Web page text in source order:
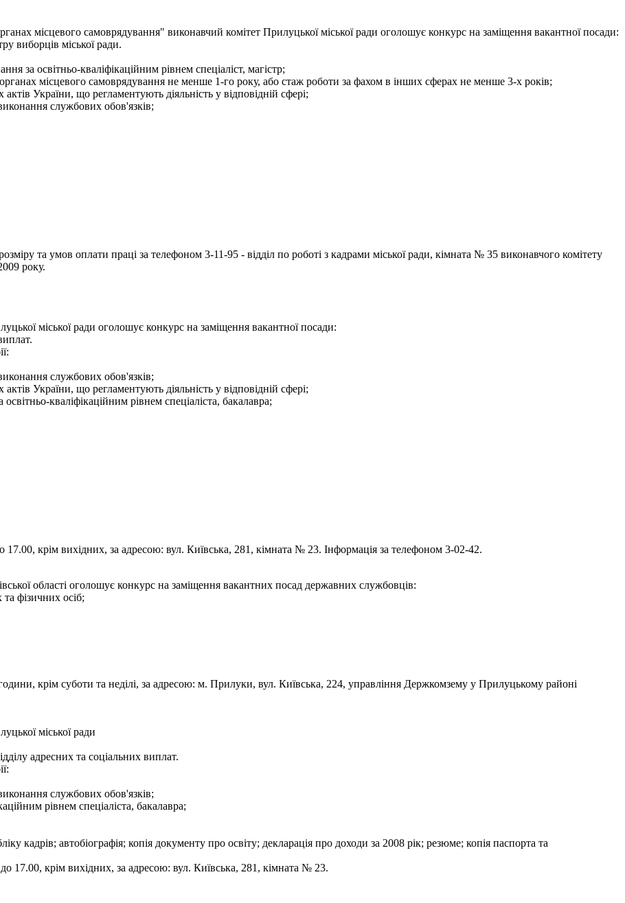
місцевого самоврядування" виконавчий комітет Прилуцької міської ради оголошує конкурс на заміщення вакантної посади:
виборців міської ради.
за освітньо-кваліфікаційним рівнем спеціаліст, магістр;
місцевого самоврядування не менше 1-го року, або стаж роботи за фахом в інших сферах не менше 3-х років;
України, що регламентують діяльність у відповідній сфері;
службових обов'язків;
та умов оплати праці за телефоном 3-11-95 - відділ по роботі з кадрами міської ради, кімната № 35 виконавчого комітету
року.
міської ради оголошує конкурс на заміщення вакантної посади:
службових обов'язків;
України, що регламентують діяльність у відповідній сфері;
кваліфікаційним рівнем спеціаліста, бакалавра;
крім вихідних, за адресою: вул. Київська, 281, кімната № 23. Інформація за телефоном 3-02-42.
області оголошує конкурс на заміщення вакантних посад державних службовців:
фізичних осіб;
крім суботи та неділі, за адресою: м. Прилуки, вул. Київська, 224, управління Держкомзему у Прилуцькому районі
міської ради
адресних та соціальних виплат.
службових обов'язків;
рівнем спеціаліста, бакалавра;
кадрів; автобіографія; копія документу про освіту; декларація про доходи за 2008 рік; резюме; копія паспорта та
17.00, крім вихідних, за адресою: вул. Київська, 281, кімната № 23.